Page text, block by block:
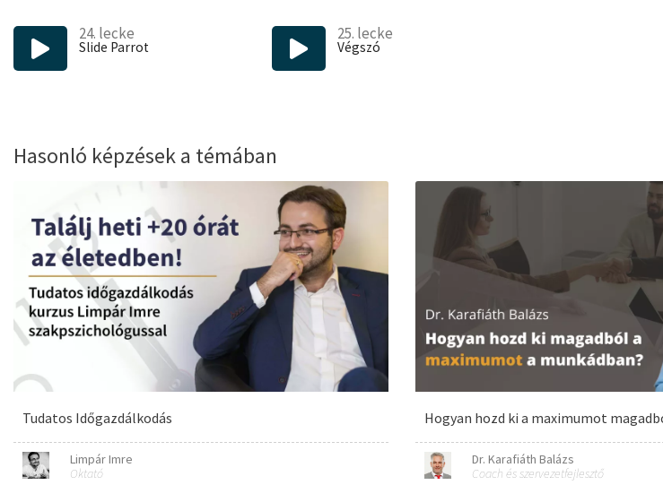
24. lecke
Slide Parrot
25. lecke
Végszó
Hasonló képzések a témában
Tudatos Időgazdálkodás
Limpár Imre
Oktató
Hogyan hozd ki a maximumot
Dr. Karafiáth Balázs
Coach és szervezetfejlesztő